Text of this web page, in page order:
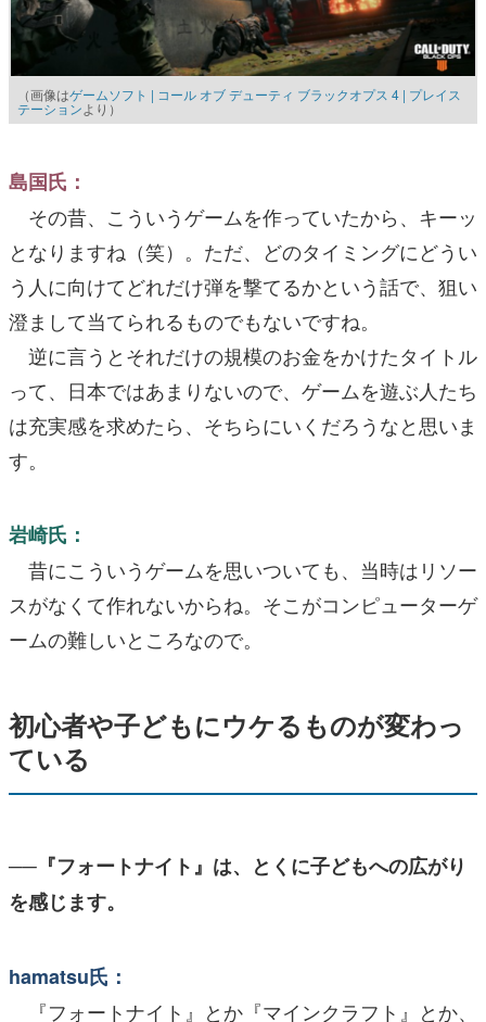
（画像はゲームソフト | コール オブ デューティ ブラックオプス 4 | プレイス
テーションより）
島国氏：
その昔、こういうゲームを作っていたから、キーッ
となりますね（笑）。ただ、どのタイミングにどうい
う人に向けてどれだけ弾を撃てるかという話で、狙い
澄まして当てられるものでもないですね。
逆に言うとそれだけの規模のお金をかけたタイトル
って、日本ではあまりないので、ゲームを遊ぶ人たち
は充実感を求めたら、そちらにいくだろうなと思いま
す。
岩崎氏：
昔にこういうゲームを思いついても、当時はリソー
スがなくて作れないからね。そこがコンピューターゲ
ームの難しいところなので。
初心者や子どもにウケるものが変わっ
ている
──『フォートナイト』は、とくに子どもへの広がり
を感じます。
hamatsu氏：
『フォートナイト』とか『マインクラフト』とか、